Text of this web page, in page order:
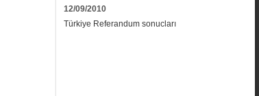
12/09/2010
Türkiye Referandum sonucları